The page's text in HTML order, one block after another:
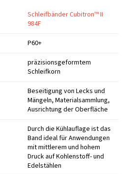
Schleifbänder Cubitron™ II
984F
P60+
präzisionsgeformtem
Schleifkorn
Beseitigung von Lecks und
Mängeln, Materialsammlung,
Ausrichtung der Oberfläche
Durch die Kühlauflage ist das
Band ideal für Anwendungen
mit mittlerem und hohem
Druck auf Kohlenstoff- und
Edelstählen